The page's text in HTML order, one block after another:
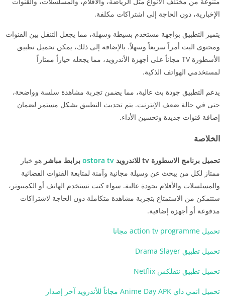
الإخبارية، دون الحاجة إلى اشتراكات مكلفة.
يتميز التطبيق بواجهة مستخدم بسيطة وسهلة، مما يجعل التنقل بين القنوات
ومحتوى البث أمراً سريعاً وسهلاً. بالإضافة إلى ذلك، يمكن تحميل تطبيق
الأسطورة TV مجاناً على أجهزة الأندرويد، مما يجعله خياراً ممتازاً
لمستخدمي الهواتف الذكية.
يدعم التطبيق جودة بث عالية، مما يضمن تجربة مشاهدة سلسة وواضحة،
حتى في حالة ضعف الإنترنت. يتم تحديث التطبيق بشكل مستمر لضمان
إضافة قنوات جديدة وتحسين الأداء.
الخلاصة
تحميل برنامج الاسطورة tv للاندرويد ostora tv برابط مباشر هو خيار
ممتاز لكل من يبحث عن وسيلة مجانية وآمنة لمتابعة القنوات الفضائية
والمسلسلات والأفلام بجودة عالية. سواء كنت تستخدم الهاتف أو الكمبيوتر،
ستتمكن من الاستمتاع بتجربة مشاهدة متكاملة دون الحاجة لاشتراكات
مدفوعة أو أجهزة إضافية.
تحميل action tv programme مجانا
تحميل تطبيق Drama Slayer
تحميل تطبيق نتفلكس Netflix
تحميل انمي داي Anime Day APK مجاناً للأندرويد آخر إصدار